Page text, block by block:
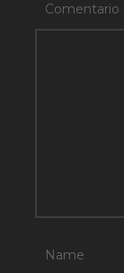
Comentario
Name